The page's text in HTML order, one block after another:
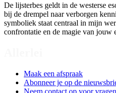
De lijsterbes geldt in de westerse
bij de drempel naar verborgen
symboliek staat centraal in mijn
confrontatie en de magie van jouw
Maak een afspraak
Abonneer je op de
Neem contact op voor vragen